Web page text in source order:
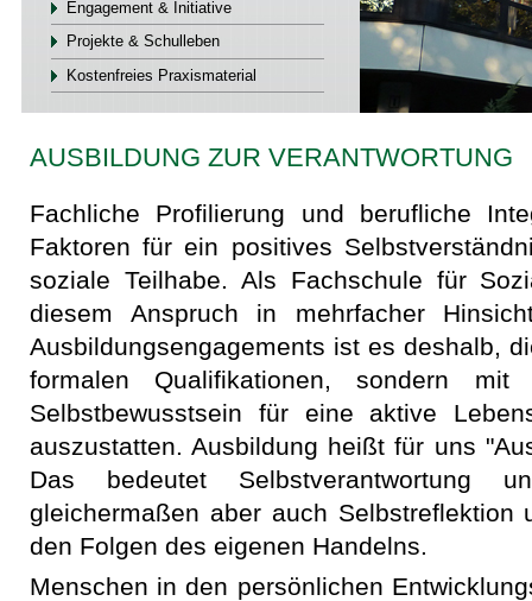
Engagement & Initiative
Projekte & Schulleben
Kostenfreies Praxismaterial
AUSBILDUNG ZUR VERANTWORTUNG
Fachliche Profilierung und berufliche
Faktoren für ein positives
soziale Teilhabe. Als Fachschule für
diesem Anspruch in mehrfacher
Ausbildungsengagements ist es deshalb,
formalen Qualifikationen, sondern
Selbstbewusstsein für eine aktive
auszustatten. Ausbildung heißt für uns
Das bedeutet Selbstverantwortung
gleichermaßen aber auch Selbstreflektion
den Folgen des eigenen Handelns.
Menschen in den persönlichen